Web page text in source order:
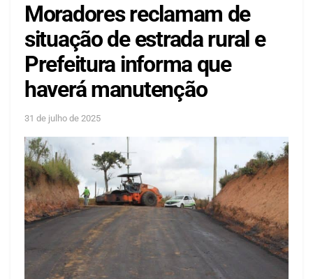
Moradores reclamam de
situação de estrada rural e
Prefeitura informa que
haverá manutenção
31 de julho de 2025